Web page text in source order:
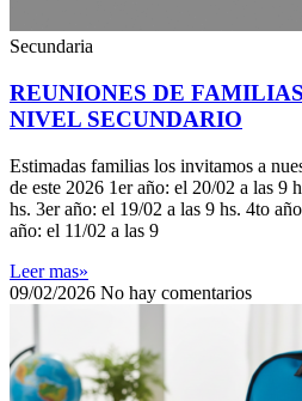
Secundaria
REUNIONES DE
NIVEL SECUNDARIO
Estimadas familias los invitamos a
de este 2026 1er año: el 20/02 a las 9
hs. 3er año: el 19/02 a las 9 hs. 4to
año: el 11/02 a las 9
Leer mas»
09/02/2026 No hay comentarios